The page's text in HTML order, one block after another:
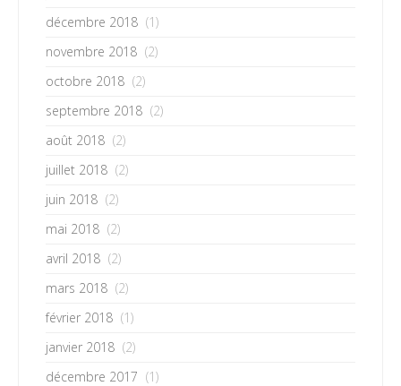
décembre 2018 (1)
novembre 2018 (2)
octobre 2018 (2)
septembre 2018 (2)
août 2018 (2)
juillet 2018 (2)
juin 2018 (2)
mai 2018 (2)
avril 2018 (2)
mars 2018 (2)
février 2018 (1)
janvier 2018 (2)
décembre 2017 (1)